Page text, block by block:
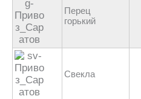
Перец
горький
Свекла